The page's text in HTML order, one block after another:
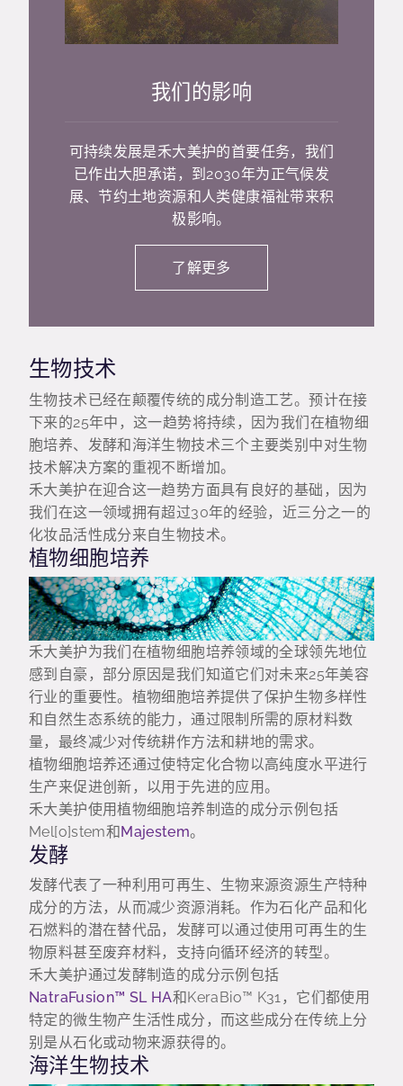
我们的影响
可持续发展是禾大美护的首要任务，我们
已作出大胆承诺，到2030年为正气候发
展、节约土地资源和人类健康福祉带来积
极影响。
了解更多
生物技术
生物技术已经在颠覆传统的成分制造工艺。预计在接
下来的25年中，这一趋势将持续，因为我们在植物细
胞培养、发酵和海洋生物技术三个主要类别中对生物
技术解决方案的重视不断增加。
禾大美护在迎合这一趋势方面具有良好的基础，因为
我们在这一领域拥有超过30年的经验，近三分之一的
化妆品活性成分来自生物技术。
植物细胞培养
禾大美护为我们在植物细胞培养领域的全球领先地位
感到自豪，部分原因是我们知道它们对未来25年美容
行业的重要性。植物细胞培养提供了保护生物多样性
和自然生态系统的能力，通过限制所需的原材料数
量，最终减少对传统耕作方法和耕地的需求。
植物细胞培养还通过使特定化合物以高纯度水平进行
生产来促进创新，以用于先进的应用。
禾大美护使用植物细胞培养制造的成分示例包括
Mel[o]stem和 Majestem。
发酵
发酵代表了一种利用可再生、生物来源资源生产特种
成分的方法，从而减少资源消耗。作为石化产品和化
石燃料的潜在替代品，发酵可以通过使用可再生的生
物原料甚至废弃材料，支持向循环经济的转型。
禾大美护通过发酵制造的成分示例包括
NatraFusion™ SL HA和KeraBio™ K31，它们都使用
特定的微生物产生活性成分，而这些成分在传统上分
别是从石化或动物来源获得的。
海洋生物技术